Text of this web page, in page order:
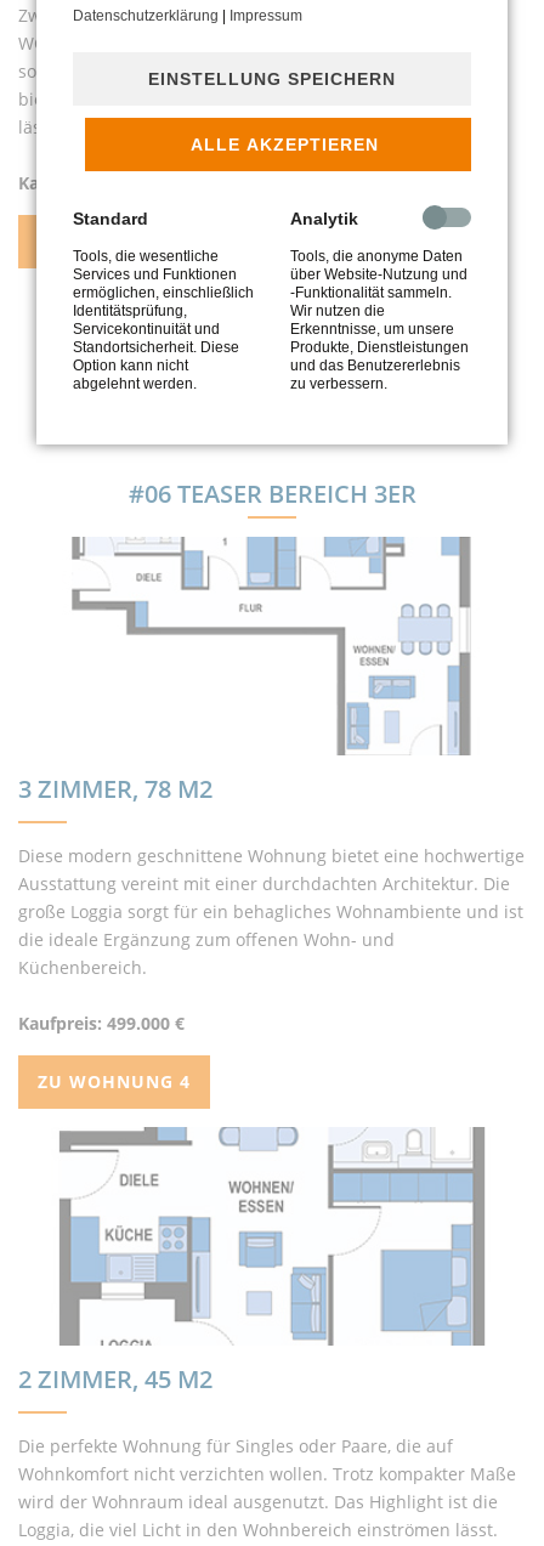
Zwei Kinderzimmer, ein Schlafzimmer, ein separates Gäste-
WC kombiniert mit einem modernen Ess- und Wohnbereich
sowie einer großzügigen Terrasse. Die gesamte Wohnung
bietet viel Platz und Freiraum für die gesamte Familie und
lässt keine Wünsche offen.
Kaufpreis: 599.000 €
WOHNUNGEN IM
1. OBERGESCHOSS
#06 TEASER BEREICH 3ER
3 ZIMMER, 78 M2
Diese modern geschnittene Wohnung bietet eine hochwertige
Ausstattung vereint mit einer durchdachten Architektur. Die
große Loggia sorgt für ein behagliches Wohnambiente und ist
die ideale Ergänzung zum offenen Wohn- und
Küchenbereich.
Kaufpreis: 499.000 €
ZU WOHNUNG 4
2 ZIMMER, 45 M2
Die perfekte Wohnung für Singles oder Paare, die auf
Wohnkomfort nicht verzichten wollen. Trotz kompakter Maße
wird der Wohnraum ideal ausgenutzt. Das Highlight ist die
Loggia, die viel Licht in den Wohnbereich einströmen lässt.
Datenschutzerklärung | Impressum
EINSTELLUNG SPEICHERN
ALLE AKZEPTIEREN
Standard
Tools, die wesentliche
Services und Funktionen
ermöglichen, einschließlich
Identitätsprüfung,
Servicekontinuität und
Standortsicherheit. Diese
Option kann nicht
abgelehnt werden.
Analytik
Tools, die anonyme Daten
über Website-Nutzung und
-Funktionalität sammeln.
Wir nutzen die
Erkenntnisse, um unsere
Produkte, Dienstleistungen
und das Benutzererlebnis
zu verbessern.